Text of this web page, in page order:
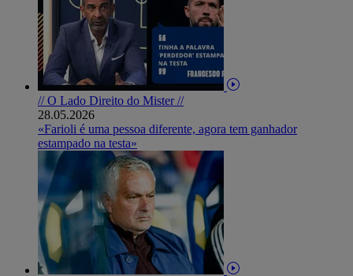
// O Lado Direito do Mister //
28.05.2026
«Farioli é uma pessoa diferente, agora tem ganhador
estampado na testa»